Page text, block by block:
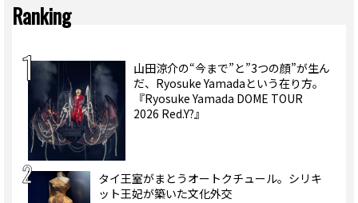
Ranking
山田涼介の“今まで”と”3つの顔”が生ん
だ、Ryosuke Yamadaという在り方。
『Ryosuke Yamada DOME TOUR
2026 Red.Y?』
タイ王室がまとうオートクチュール。シリキ
ット王妃が築いた文化外交